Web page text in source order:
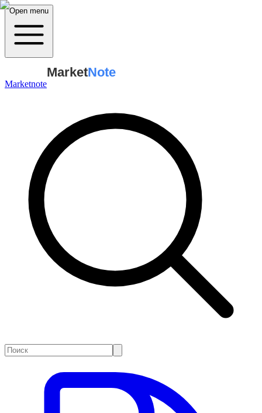
Open menu
Marketnote
MarketNote